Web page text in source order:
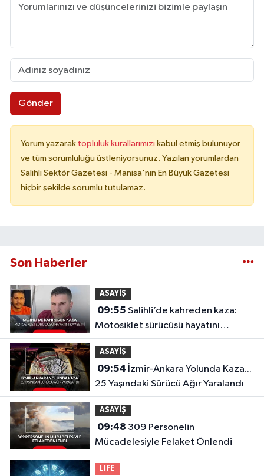
Gönder
Yorum yazarak topluluk kurallarımızı kabul etmiş bulunuyor
ve tüm sorumluluğu üstleniyorsunuz. Yazılan yorumlardan
Salihli Sektör Gazetesi - Manisa'nın En Büyük Gazetesi
hiçbir şekilde sorumlu tutulamaz.
Son Haberler
ASAYİŞ
09:55
Motosiklet sürücüsü hayatını
kaybetti
ASAYİŞ
09:54
25 Yaşındaki Sürücü Ağır Yaralandı
ASAYİŞ
09:48
Mücadelesiyle Felaket Önlendi
LIFE